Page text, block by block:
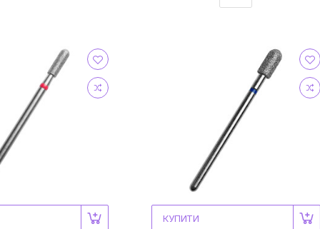
КУПИТИ